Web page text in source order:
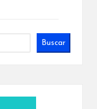
Buscar